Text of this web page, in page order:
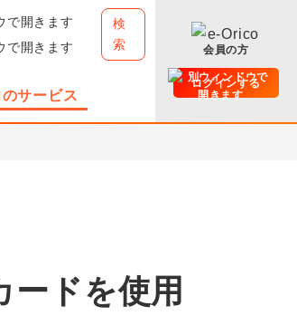
検
索
サービス
会員の方
ログインする
ードを使用